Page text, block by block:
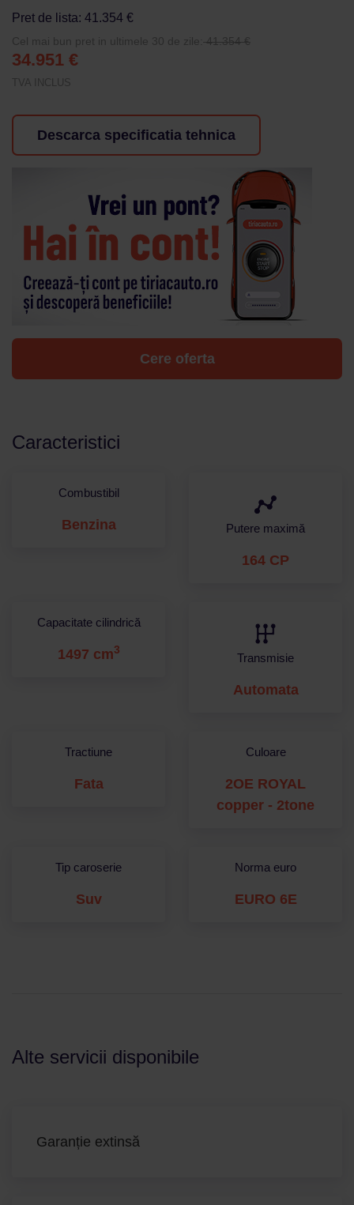
Pret de lista: 41.354 €
Cel mai bun pret in ultimele 30 de zile: 41.354 €
34.951 €
TVA INCLUS
Descarca specificatia tehnica
Cere oferta
Caracteristici
Combustibil
Benzina Putere maximă
164 CP
Capacitate cilindrică
1497 cm3
Transmisie
Automata
Tractiune
Fata
Culoare
2OE ROYAL
copper - 2tone
Tip caroserie
Suv
Norma euro
EURO 6E
Alte servicii disponibile
Garanție extinsă